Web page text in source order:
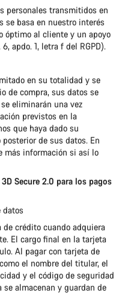
personales transmitidos en
se basa en nuestro interés
óptimo al cliente y un apoyo
apdo. 1, letra f del RGPD).
en su totalidad y se
de compra, sus datos se
eliminarán una vez
previstos en la
que haya dado su
de sus datos. En
más información si así lo
Secure 2.0 para los pagos
datos
crédito cuando adquiera
El cargo final en la tarjeta
Al pagar con tarjeta de
el nombre del titular, el
y el código de seguridad
almacenan y guardan de